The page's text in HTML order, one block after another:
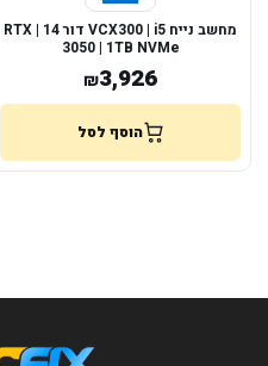
מחשב נייח VCX300 | i5 דור 14 | RTX
3050 | 1TB NVMe
₪3,926
הוסף לסל